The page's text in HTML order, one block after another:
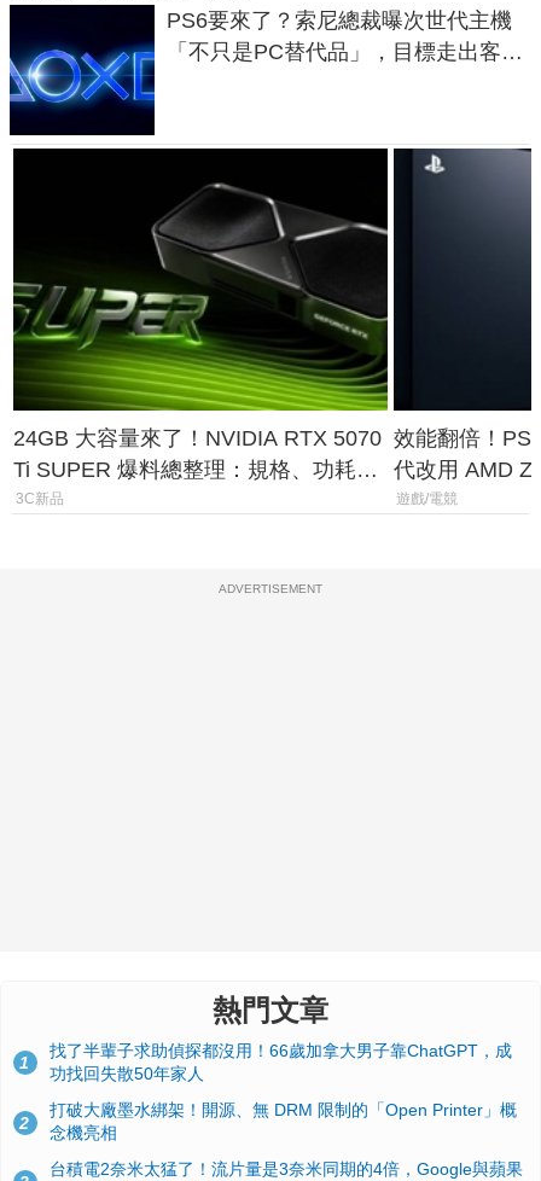
PS6要來了？索尼總裁曝次世代主機
「不只是PC替代品」，目標走出客
24GB 大容量來了！NVIDIA RTX 5070
Ti SUPER 爆料總整理：規格、功耗、
上市時間
3C新品
效能翻倍！
代改用 AMD
120fps 與全光
遊戲/電競
ADVERTISEMENT
熱門文章
1
找了半輩子求助偵探都沒用！66歲加拿大男子靠ChatGPT，成
功找回失散50年家人
2
打破大廠墨水綁架！開源、無 DRM 限制的「Open Printer」概
念機亮相
台積電2奈米太猛了！流片量是3奈米同期的4倍，Google與蘋果